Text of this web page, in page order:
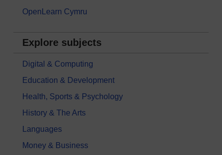
OpenLearn Cymru
Explore subjects
Digital & Computing
Education & Development
Health, Sports & Psychology
History & The Arts
Languages
Money & Business